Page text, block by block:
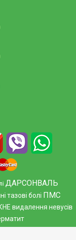
ДАРСОНВАЛЬ
тазові болі ПМС
видалення невусів